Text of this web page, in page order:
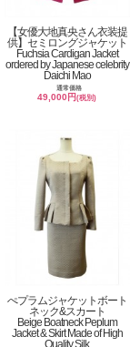
【女優大地真央さん衣装提
供】セミロングジャケット
Fuchsia Cardigan Jacket
ordered by Japanese celebrity
Daichi Mao
通常価格
49,000円(税別)
ぺプラムジャケットボート
ネック&スカート
Beige Boatneck Peplum
Jacket & Skirt Made of High
Quality Silk